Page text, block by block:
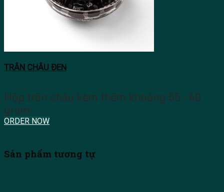
TRÂN CHÂU ĐEN
Hộp trân châu kèm thêm khoảng 55 - 60
gram
ORDER NOW
Sản phẩm tương tự